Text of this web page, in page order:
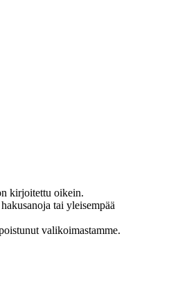
kirjoitettu oikein.
tai yleisempää
valikoimastamme.